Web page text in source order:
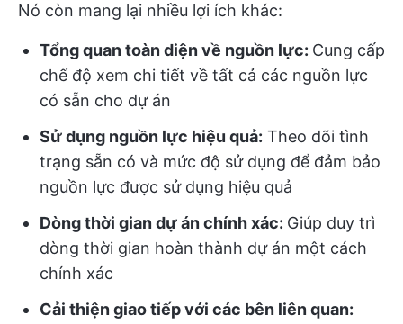
Nó còn mang lại nhiều lợi ích khác:
Tổng quan toàn diện về nguồn lực: Cung cấp
chế độ xem chi tiết về tất cả các nguồn lực
có sẵn cho dự án
Sử dụng nguồn lực hiệu quả: Theo dõi tình
trạng sẵn có và mức độ sử dụng để đảm bảo
nguồn lực được sử dụng hiệu quả
Dòng thời gian dự án chính xác: Giúp duy trì
dòng thời gian hoàn thành dự án một cách
chính xác
Cải thiện giao tiếp với các bên liên quan: